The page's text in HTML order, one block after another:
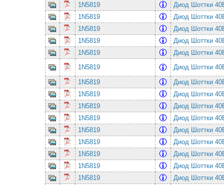
1N5819
Диод Шоттки
1N5819
Диод Шоттки
1N5819
Диод Шоттки
1N5819
Диод Шоттки
1N5819
Диод Шоттки
1N5819
Диод Шоттки
1N5819
Диод Шоттки
1N5819
Диод Шоттки
1N5819
Диод Шоттки
1N5819
Диод Шоттки
1N5819
Диод Шоттки
1N5819
Диод Шоттки
1N5819
Диод Шоттки
1N5819
Диод Шоттки
1N5819
Диод Шоттки